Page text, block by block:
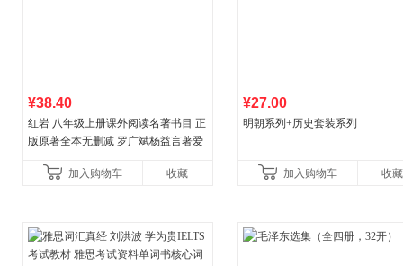
¥38.40
红岩 八年级上册课外阅读名著书目 正
版原著全本无删减 罗广斌杨益言著爱
国青年出版社加入购物车 收藏
¥27.00
明朝系列+历史套装系列
加入购物车 收藏